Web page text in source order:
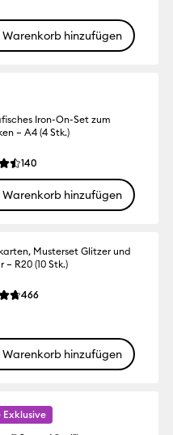
Warenkorb hinzufügen
Iron-On-Set zum
– A4 (4 Stk.)
Bewertung für
140
Warenkorb hinzufügen
Musterset Glitzer und
– R20 (10 Stk.)
Bewertung für
466Reviews
Warenkorb hinzufügen
Exklusive